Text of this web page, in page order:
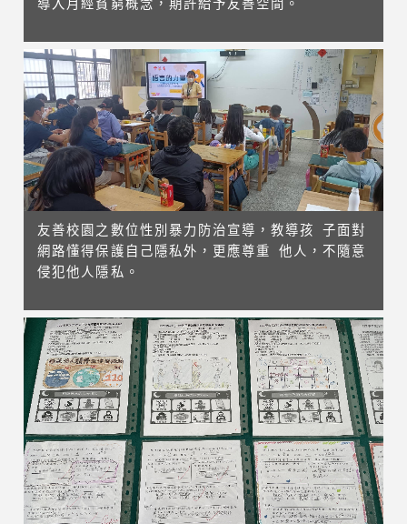
導入月經貧窮概念，期許給予友善空間。
友善校園之數位性別暴力防治宣導，教導孩 子面對
網路懂得保護自己隱私外，更應尊重 他人，不隨意
侵犯他人隱私。